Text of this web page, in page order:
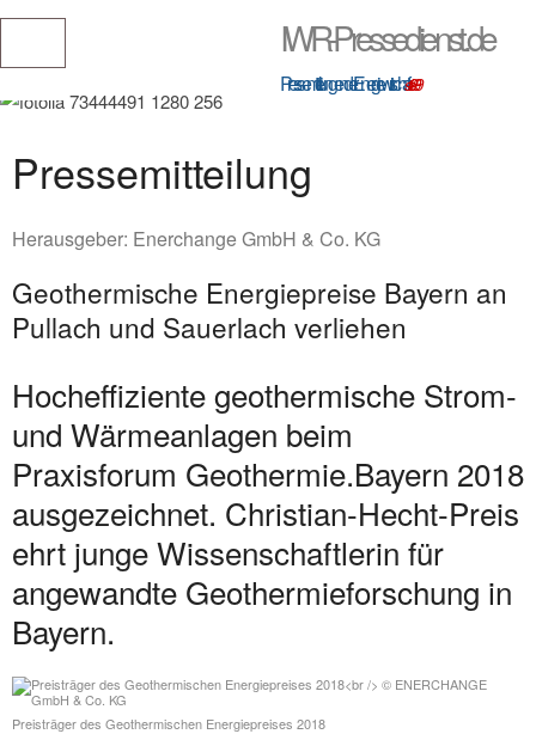
IWR-Pressedienst.de
Pressemitteilungen der Energiewirtschaftseit 1999
Pressemitteilung
Herausgeber: Enerchange GmbH & Co. KG
Geothermische Energiepreise Bayern an
Pullach und Sauerlach verliehen
Hocheffiziente geothermische Strom-
und Wärmeanlagen beim
Praxisforum Geothermie.Bayern 2018
ausgezeichnet. Christian-Hecht-Preis
ehrt junge Wissenschaftlerin für
angewandte Geothermieforschung in
Bayern.
Preisträger des Geothermischen Energiepreises 2018